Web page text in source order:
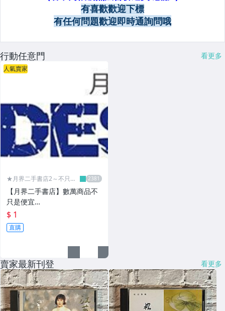
行動任意門 看更多
人氣賣家
★月界二手書店2～不只是
【月界二手書店】數萬商品不
只是便宜…
$ 1
直購
賣家最新刊登 看更多